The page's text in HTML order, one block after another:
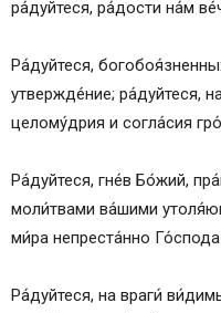
ра́дуйтеся, ра́дости на́м
Ра́дуйтеся,
утвержде́ние; ра́дуйтеся,
целому́дрия и согла́сия
Ра́дуйтеся, гне́в Бо́жий,
моли́твами ва́шими
ми́ра непреста́нно
Ра́дуйтеся, на враги́